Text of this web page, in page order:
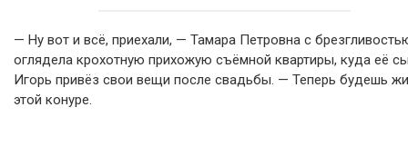
— Ну вот и всё, приехали, — Тамара Петровна с
оглядела крохотную прихожую съёмной квартиры, куда её
Игорь привёз свои вещи после свадьбы. — Теперь будешь
этой конуре.